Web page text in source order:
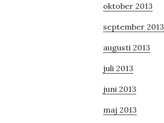
oktober 2013
september 2013
augusti 2013
juli 2013
juni 2013
maj 2013